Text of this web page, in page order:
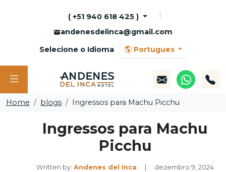
( +51 940 618 425 )
andenesdelinca@gmail.com
Selecione o Idioma
Portugues
Home blogs Ingressos para Machu Picchu
Ingressos para Machu
Picchu
Written by: Andenes del Inca dezembro 9, 2024